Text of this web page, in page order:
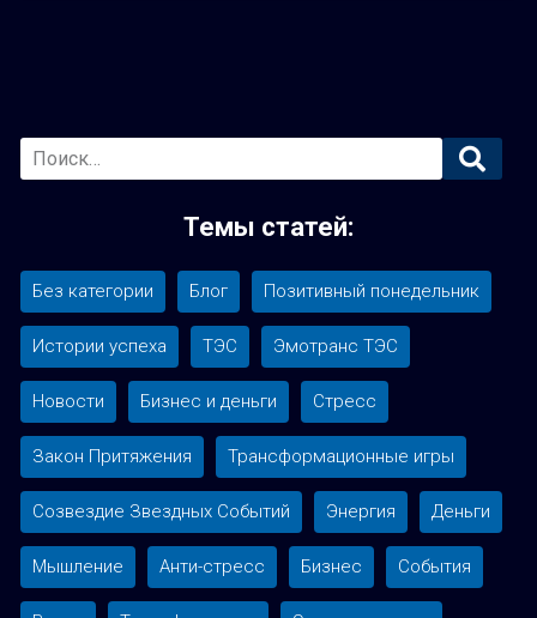
Основная
боковая
панельТемы статей:
Без категории Блог Позитивный понедельник
Истории успеха ТЭС Эмотранс ТЭС
Новости Бизнес и деньги Стресс
Закон Притяжения Трансформационные игры
Созвездие Звездных Событий Энергия Деньги
Мышление Анти-стресс Бизнес События